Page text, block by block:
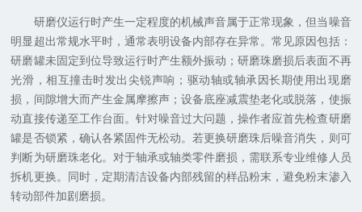
研磨仪运行时产生一定程度的机械声音属于正常现象，但当噪音
明显超出常规水平时，通常表明设备内部存在异常。常见原因包括：
研磨罐未固定到位导致运行时产生额外振动；研磨珠磨损后表面不再
光滑，相互撞击时发出尖锐声响；驱动轴或轴承因长期使用出现磨
损，间隙增大而产生金属摩擦声；设备底座减震垫老化或脱落，使振
动直接传递至工作台面。针对噪音过大问题，操作者应首先检查研磨
罐是否锁紧，确认各紧固件无松动。若更换研磨珠后噪音消失，则可
判断为研磨珠老化。对于轴承或轴类零件磨损，需联系专业维修人员
拆机更换。同时，定期清洁设备内部残留的样品粉末，避免粉末渗入
转动部件加剧磨损。